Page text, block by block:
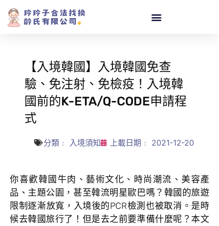
【入境韓國】入境韓國免查
驗、免注射、免檢疫！入境韓
國前的K-ETA/Q-CODE申請程
式
分類﹕ 入境須知 上載日期﹕ 2021-12-20
你喜歡韓國牛肉、藝術文化、時尚潮流、美容產
品、主題公園，甚至韓流明星歐巴嗎？韓國的旅遊
限制逐漸放寬，入境後的PCR檢測也被取消。是時
候去韓國旅行了！但是去之前要準備什麼呢？本文